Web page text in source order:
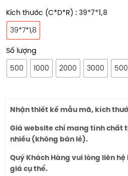
Kích thước (C*D*R) : 39*7*1,8
39*7*1,8
Số lượng
500
1000 2000 3000
Nhận thiết kế mẫu mã, kích
Giá website chỉ mang tính chất
nhiều (không bán lẻ).
Quý Khách Hàng vui lòng liên
giá cụ thể.